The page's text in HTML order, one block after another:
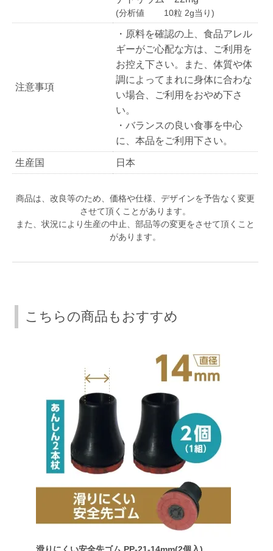
(分析値 10粒 2g当り)
注意事項
・原料を確認の上、食品アレル
ギーがご心配な方は、ご利用を
お控え下さい。また、体質や体
調によってまれに身体に合わな
い場合、ご利用をおやめ下さ
い。
・バランスの良い食事を中心
に、本品をご利用下さい。
生産国 日本
商品は、改良等のため、価格や仕様、デザインを予告なく変更
させて頂くことがあります。
また、状況により生産の中止、部品等の変更をさせて頂くこと
があります。
こちらの商品もおすすめ